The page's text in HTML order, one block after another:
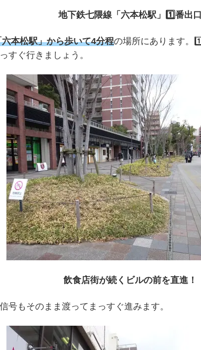
地下鉄七隈線「六本松駅」1️⃣番出口
本松駅」から歩いて4分程の場所にあります。
すぐ行きましょう。
飲食店街が続くビルの前を直進！
号もそのまま渡ってまっすぐ進みます。